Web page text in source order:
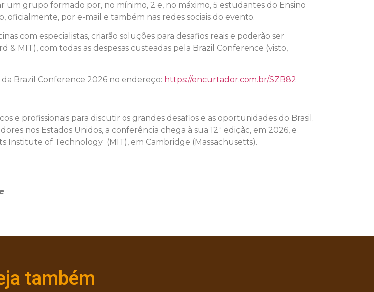
um grupo formado por, no mínimo, 2 e, no máximo, 5 estudantes do Ensino
oficialmente, por e-mail e também nas redes sociais do evento.
com especialistas, criarão soluções para desafios reais e poderão ser
MIT), com todas as despesas custeadas pela Brazil Conference (visto,
Brazil Conference 2026 no endereço: https://encurtador.com.br/SZB82
e profissionais para discutir os grandes desafios e as oportunidades do Brasil.
nos Estados Unidos, a conferência chega à sua 12ª edição, em 2026, e
Institute of Technology (MIT), em Cambridge (Massachusetts).
também